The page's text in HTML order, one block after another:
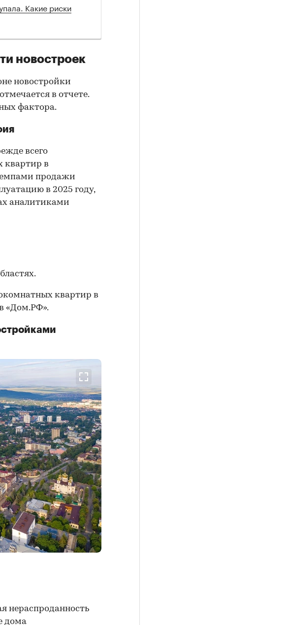
Какие риски
новостроек
новостройки
в отчете.
фактора.
всего
квартир в
продажи
в 2025 году,
аналитиками
квартир в
«Дом.РФ».
нераспроданность
дома